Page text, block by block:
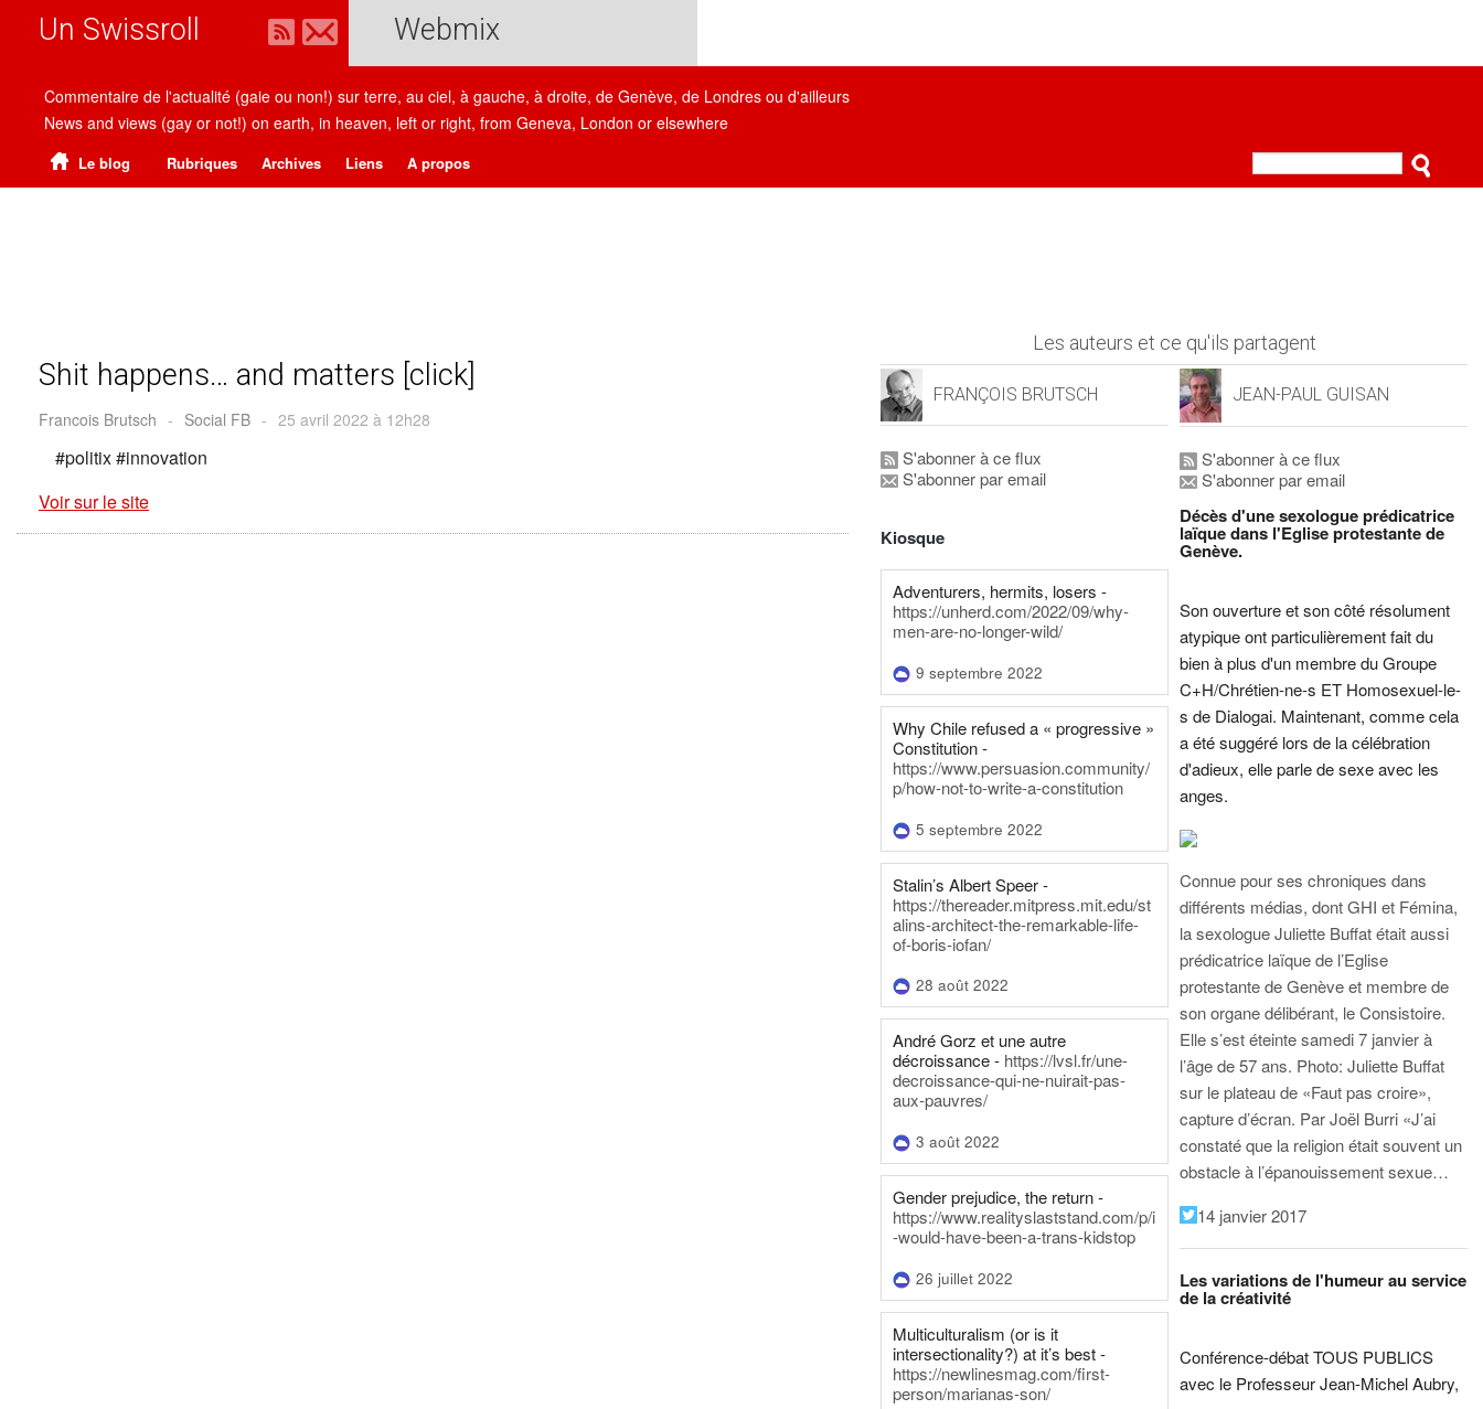
Un Swissroll Webmix
Commentaire de l'actualité (gaie ou non!) sur terre, au ciel, à gauche, à droite, de Genève, de Londres ou d'ailleurs
News and views (gay or not!) on earth, in heaven, left or right, from Geneva, London or elsewhere
Le blog Rubriques Archives Liens A propos
Shit happens… and matters [click]
Francois Brutsch - Social FB - 25 avril 2022 à 12h28
#politix #innovation
Voir sur le site
Les auteurs et ce qu'ils partagent
FRANÇOIS BRUTSCH
S'abonner à ce flux
S'abonner par email
Kiosque
Adventurers, hermits, losers -
https://unherd.com/2022/09/why-
men-are-no-longer-wild/
9 septembre 2022
Why Chile refused a « progressive »
Constitution -
https://www.persuasion.community/
p/how-not-to-write-a-constitution
5 septembre 2022
Stalin’s Albert Speer -
https://thereader.mitpress.mit.edu/st
alins-architect-the-remarkable-life-
of-boris-iofan/
28 août 2022
André Gorz et une autre
décroissance - https://lvsl.fr/une-
decroissance-qui-ne-nuirait-pas-
aux-pauvres/
3 août 2022
Gender prejudice, the return -
https://www.realityslaststand.com/p/i
-would-have-been-a-trans-kidstop
26 juillet 2022
Multiculturalism (or is it
intersectionality?) at it’s best -
https://newlinesmag.com/first-
person/marianas-son/
JEAN-PAUL GUISAN
S'abonner à ce flux
S'abonner par email
Décès d'une sexologue prédicatrice
laïque dans l'Eglise protestante de
Genève.
Son ouverture et son côté résolument
atypique ont particulièrement fait du
bien à plus d'un membre du Groupe
C+H/Chrétien-ne-s ET Homosexuel-le-
s de Dialogai. Maintenant, comme cela
a été suggéré lors de la célébration
d'adieux, elle parle de sexe avec les
anges.
Connue pour ses chroniques dans
différents médias, dont GHI et Fémina,
la sexologue Juliette Buffat était aussi
prédicatrice laïque de l’Eglise
protestante de Genève et membre de
son organe délibérant, le Consistoire.
Elle s’est éteinte samedi 7 janvier à
l’âge de 57 ans. Photo: Juliette Buffat
sur le plateau de «Faut pas croire»,
capture d’écran. Par Joël Burri «J’ai
constaté que la religion était souvent un
obstacle à l’épanouissement sexue…
14 janvier 2017
Les variations de l'humeur au service
de la créativité
Conférence-débat TOUS PUBLICS
avec le Professeur Jean-Michel Aubry,